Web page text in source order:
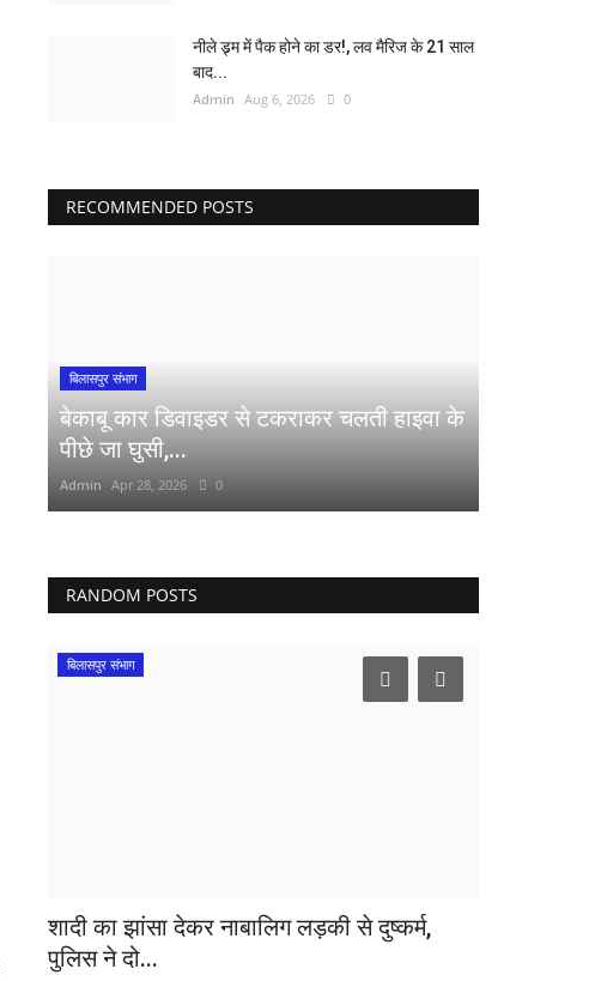
नीले ड्र्म में पैक होने का डर!, लव मैरिज के 21 साल
बाद...
Admin Aug 6, 2026 0
RECOMMENDED POSTS
बिलासपुर संभाग
बेकाबू कार डिवाइडर से टकराकर चलती हाइवा के
पीछे जा घुसी,...
Admin Apr 28, 2026 0
RANDOM POSTS
बिलासपुर संभाग
शादी का झांसा देकर नाबालिग लड़की से दुष्कर्म,
पुलिस ने दो...